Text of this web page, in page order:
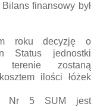
finansowy był
roku decyzję o
Status jednostki
terenie zostaną
ilości łóżek
Nr 5 SUM jest